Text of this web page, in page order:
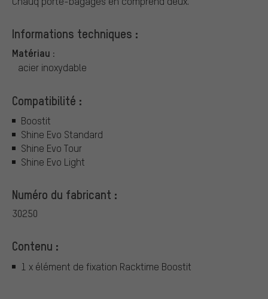
Informations techniques :
Matériau :
acier inoxydable
Compatibilité :
Boostit
Shine Evo Standard
Shine Evo Tour
Shine Evo Light
Numéro du fabricant :
30250
Contenu :
1 x élément de fixation Racktime Boostit